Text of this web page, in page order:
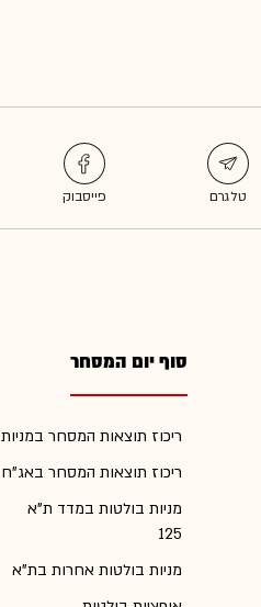
סוף יום המסחר
ריכוז תוצאות המסחר במניות
ריכוז תוצאות המסחר באג"ח
מניות בולטות במדד ת"א
125
מניות בולטות אחרות בת"א